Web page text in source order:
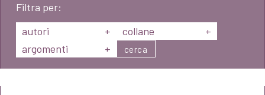
Filtra per:
autori
+ collane
+
argomenti
+ cerca